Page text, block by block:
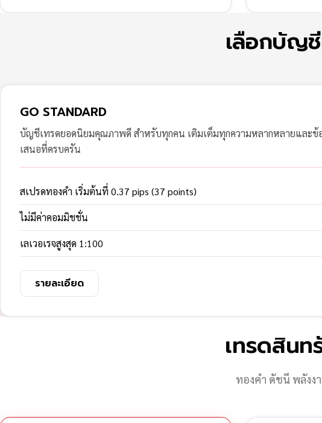
เลือกบัญ
GO STANDARD
บัญชีเทรดยอดนิยมคุณภาพดี สำหรับทุกคน เติมเต็มทุกความหลากหลายและข้
เสนอที่ครบครัน
สเปรดทองคำ เริ่มต้นที่ 0.37 pips (37 points)
ไม่มีค่าคอมมิชชั่น
เลเวอเรจสูงสุด 1:100
รายละเอียด
เทรดสินท
ทองคำ ดัชนี พลังง